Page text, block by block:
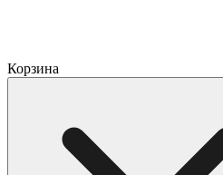
Корзина